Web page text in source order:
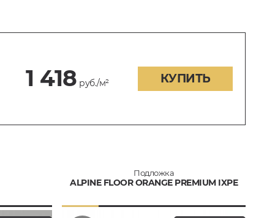
1 418 руб./м² КУПИТЬ
Подложка
ALPINE FLOOR ORANGE PREMIUM IXPE